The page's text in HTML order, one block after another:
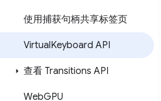
使用捕获句柄共享标签页
VirtualKeyboard API
查看 Transitions API
WebGPU